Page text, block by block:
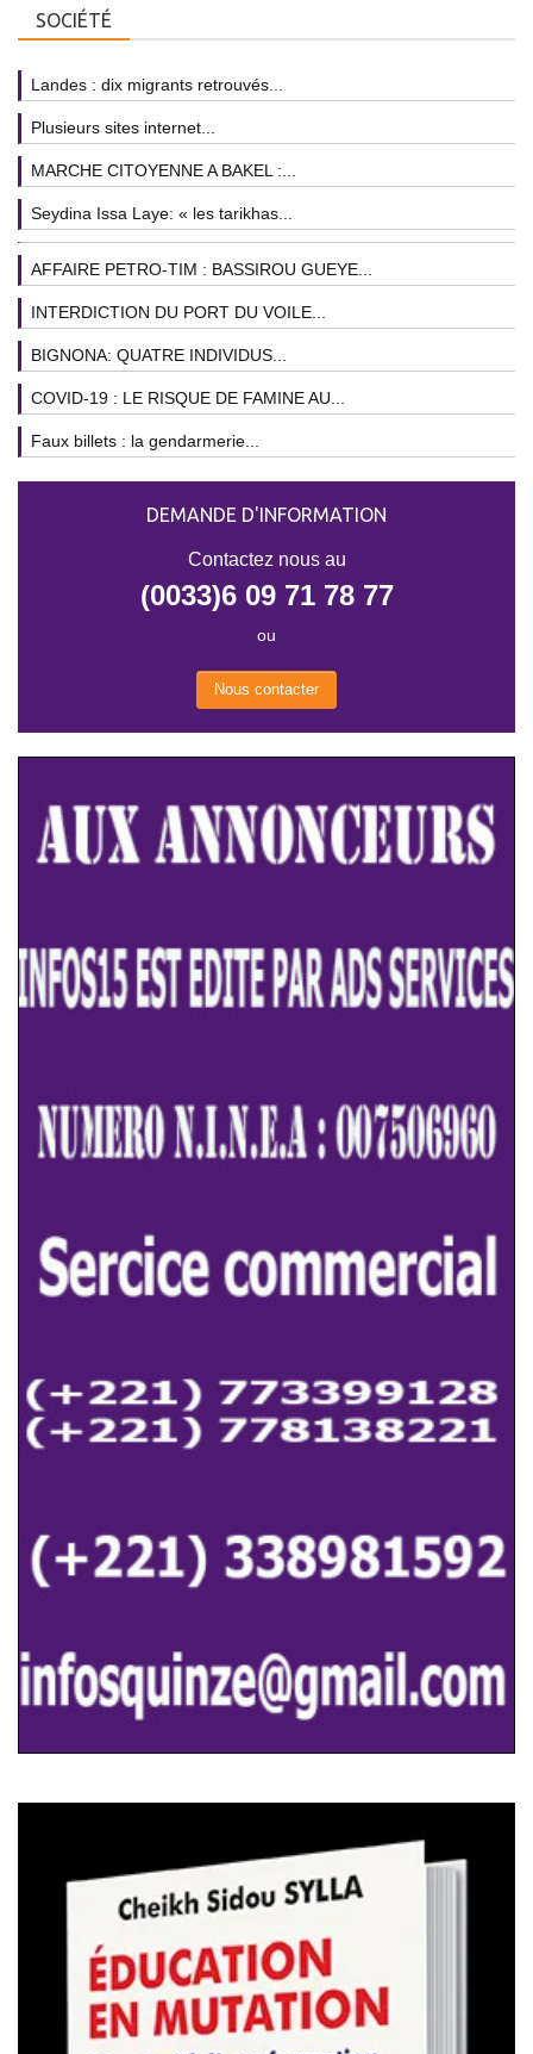
SOCIÉTÉ
Landes : dix migrants retrouvés...
Plusieurs sites internet...
MARCHE CITOYENNE A BAKEL :...
Seydina Issa Laye: « les tarikhas...
AFFAIRE PETRO-TIM : BASSIROU GUEYE...
INTERDICTION DU PORT DU VOILE...
BIGNONA: QUATRE INDIVIDUS...
COVID-19 : LE RISQUE DE FAMINE AU...
Faux billets : la gendarmerie...
DEMANDE D'INFORMATION
Contactez nous au
(0033)6 09 71 78 77
ou
Nous contacter